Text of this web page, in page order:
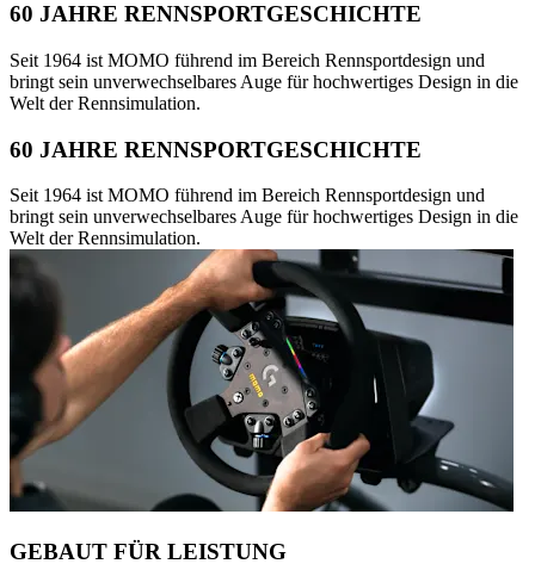
60 JAHRE RENNSPORTGESCHICHTE
Seit 1964 ist MOMO führend im Bereich Rennsportdesign und
bringt sein unverwechselbares Auge für hochwertiges Design in die
Welt der Rennsimulation.
60 JAHRE RENNSPORTGESCHICHTE
Seit 1964 ist MOMO führend im Bereich Rennsportdesign und
bringt sein unverwechselbares Auge für hochwertiges Design in die
Welt der Rennsimulation.
GEBAUT FÜR LEISTUNG